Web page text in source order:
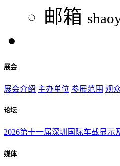
邮箱
展会
展会介绍 主办单位 参展范围 观
论坛
2026第十一届深圳国际车载显示
媒体